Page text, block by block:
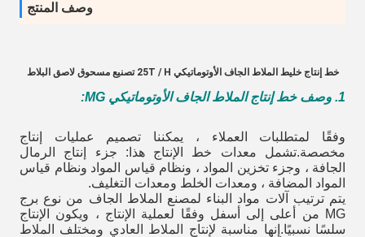
وصف المنتج
خط إنتاج خليط الملاط الجاف الأوتوماتيكي 25T / H تصنيع مسحوق لاصق البلاط
1. وصف خط إنتاج الملاط الجاف الأوتوماتيكي MG :
وفقًا لمتطلبات العملاء ، يمكننا تصميم عمليات إنتاج
مخصصة.تشمل معدات خط الإنتاج هذا: جزء إنتاج الرمال
الجافة ، وجزء تخزين المواد ، ونظام قياس المواد ونظام قياس
المواد المضافة ، ومعدات الخلط ومعدات التغليف.
يتم ترتيب آلات مواد البناء لمصنع الملاط الجاف من نوع برج
MG من أعلى إلى أسفل وفقًا لعملية الإنتاج ، ويكون الإنتاج
سلسًا نسبيًا.إنها مناسبة لإنتاج الملاط العادي ومختلف الملاط